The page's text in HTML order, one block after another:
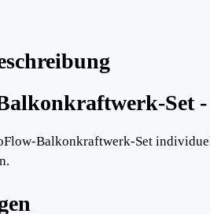
Set
Balkonkraftwerk-Set